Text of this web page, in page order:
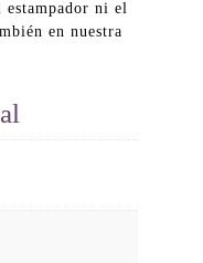
ni el
en nuestra